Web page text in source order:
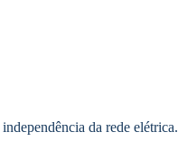
da rede elétrica.